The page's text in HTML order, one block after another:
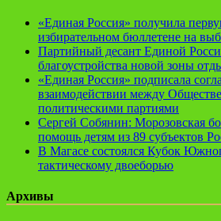
«Единая Россия» получила
избирательном бюллетене на
Партийный десант Единой
благоустройства новой зоны
«Единая Россия» подписала
взаимодействии между
политическими партиями
Сергей Собянин: Морозовская
помощь детям из 89 субъектов
В Магасе состоялся Кубок
тактическому двоеборью
Архивы